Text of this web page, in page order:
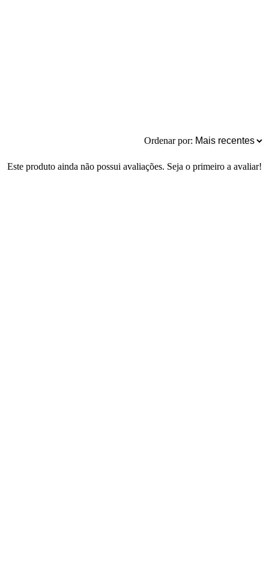
Ordenar por:
Este produto ainda não possui avaliações. Seja o primeiro a avaliar!